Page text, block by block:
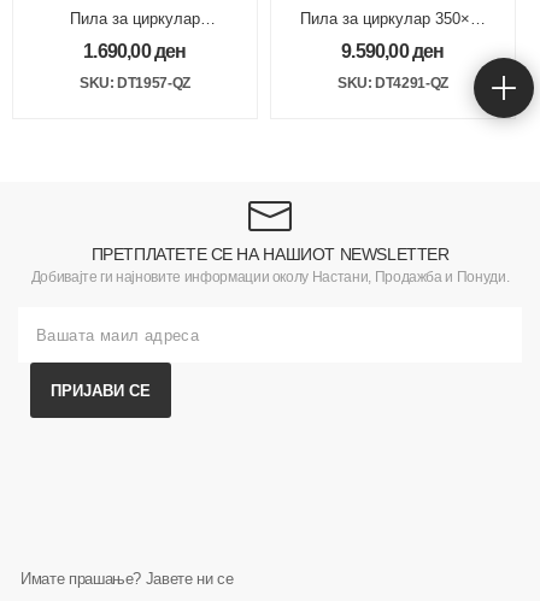
Пила за циркулар
250x30mm 48Z
1.690,00ден
SKU: DT1957-QZ
Пила за циркулар 350×30
96Z TCG
9.590,00ден
SKU: DT4291-QZ
ПРЕТПЛАТЕТЕ СЕ НА НАШИОТ NEWSLETTER
Добивајте ги најновите информации околу Настани, Продажба и Понуди.
ПРИЈАВИ СЕ
Имате прашање? Јавете ни се